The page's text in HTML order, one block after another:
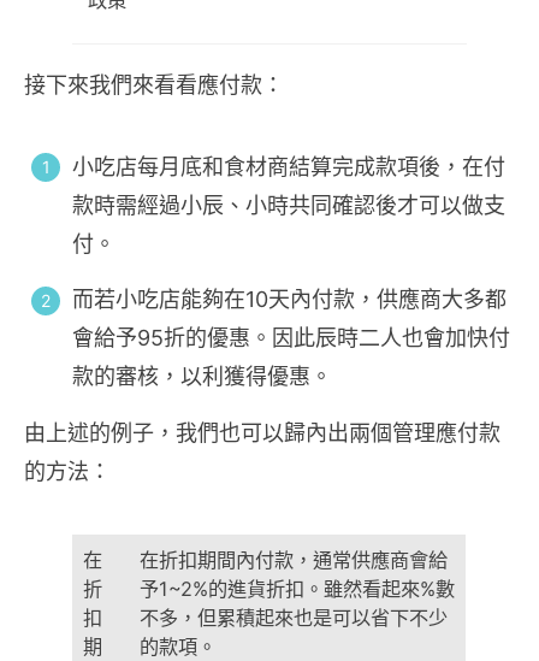
接下來我們來看看應付款：
小吃店每月底和食材商結算完成款項後，在付
款時需經過小辰、小時共同確認後才可以做支
付。
而若小吃店能夠在10天內付款，供應商大多都
會給予95折的優惠。因此辰時二人也會加快付
款的審核，以利獲得優惠。
由上述的例子，我們也可以歸內出兩個管理應付款
的方法：
在
折
扣
期
在折扣期間內付款，通常供應商會給
予1~2%的進貨折扣。雖然看起來%數
不多，但累積起來也是可以省下不少
的款項。